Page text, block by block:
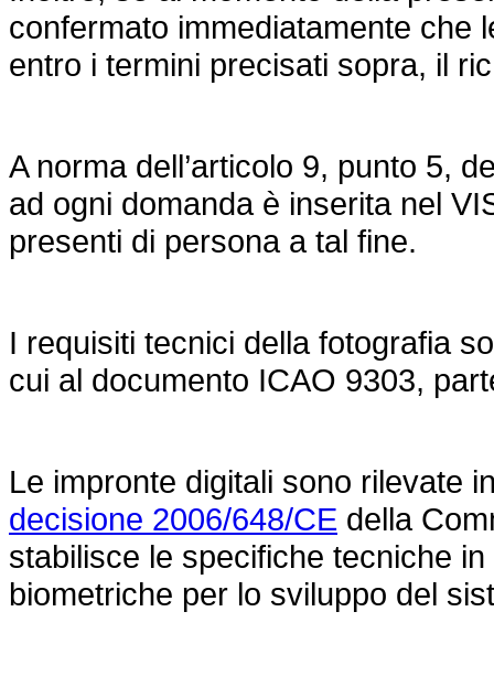
confermato immediatamente che
entro i termini precisati sopra, il
A norma dell’articolo 9, punto 5,
ad ogni domanda è inserita nel
presenti di persona a tal fine.
I requisiti tecnici della fotografia
cui al documento ICAO 9303,
Le impronte digitali sono rilevate
decisione 2006/648/CE della
stabilisce le specifiche tecniche
biometriche per lo sviluppo del